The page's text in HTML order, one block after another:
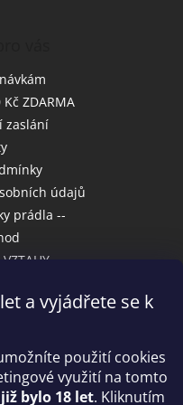
a vyjádřete se k
použití cookies
využití na tomto
bylo 18 let. Kliknutím
ZDARMA
zaslání
údajů
prádla --
platby